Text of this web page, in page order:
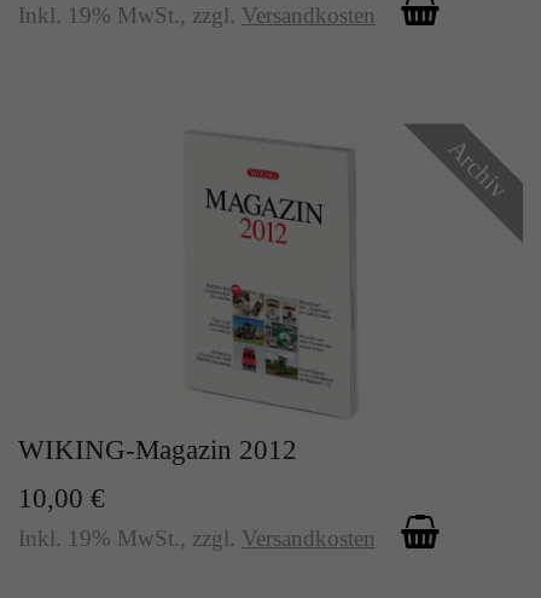
Inkl. 19% MwSt., zzgl. Versandkosten
Archiv
WIKING-Magazin 2012
10,00 €
Inkl. 19% MwSt., zzgl. Versandkosten